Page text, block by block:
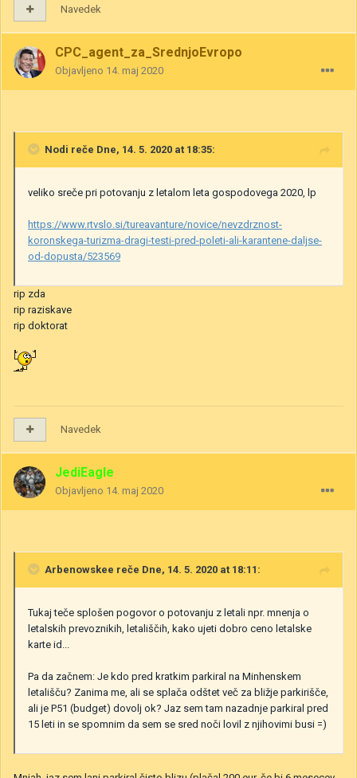
Navedek
CPC_agent_za_SrednjoEvropo
Objavljeno 14. maj 2020
Nodi reče Dne, 14. 5. 2020 at 18:35:
veliko sreče pri potovanju z letalom leta gospodovega 2020, lp
https://www.rtvslo.si/tureavanture/novice/nevzdrznost-
koronskega-turizma-dragi-testi-pred-poleti-ali-karantene-daljse-
od-dopusta/523569
rip zda
rip raziskave
rip doktorat
Navedek
JediEagle
Objavljeno 14. maj 2020
Arbenowskee reče Dne, 14. 5. 2020 at 18:11:
Tukaj teče splošen pogovor o potovanju z letali npr. mnenja o
letalskih prevoznikih, letališčih, kako ujeti dobro ceno letalske
karte id...
Pa da začnem: Je kdo pred kratkim parkiral na Minhenskem
letališču? Zanima me, ali se splača odštet več za bližje parkirišče,
ali je P51 (budget) dovolj ok? Jaz sem tam nazadnje parkiral pred
15 leti in se spomnim da sem se sred noči lovil z njihovimi busi =)